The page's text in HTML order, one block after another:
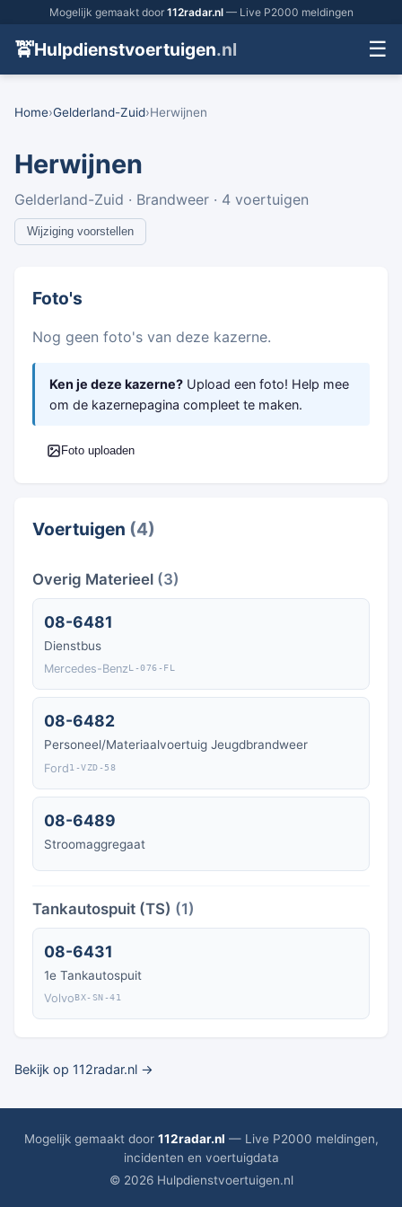
Mogelijk gemaakt door 112radar.nl— Live P2000 meldingen
🚖Hulpdienstvoertuigen.nl ☰
Home›Gelderland-Zuid›Herwijnen
Herwijnen
Gelderland-Zuid · Brandweer · 4 voertuigen
Wijziging voorstellen
Foto's
Nog geen foto's van deze kazerne.
Ken je deze kazerne? Upload een foto! Help mee
om de kazernepagina compleet te maken.
Foto uploaden
Voertuigen (4)
Overig Materieel (3)
08-6481
Dienstbus
Mercedes-BenzL-076-FL
08-6482
Personeel/Materiaalvoertuig Jeugdbrandweer
Ford1-VZD-58
08-6489
Stroomaggregaat
Tankautospuit (TS) (1)
08-6431
1e Tankautospuit
VolvoBX-SN-41
Bekijk op 112radar.nl →
Mogelijk gemaakt door 112radar.nl — Live P2000 meldingen,
incidenten en voertuigdata
© 2026 Hulpdienstvoertuigen.nl